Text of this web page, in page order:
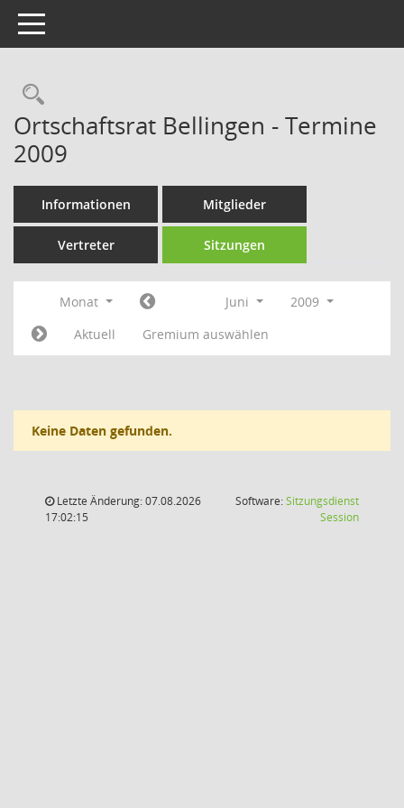
Toggle navigation
Rechercheauswahl
Ortschaftsrat Bellingen - Termine
2009
Informationen Mitglieder
Vertreter Sitzungen
Monat Juni
2009
Aktuell
Gremium auswählen
Keine Daten gefunden.
Letzte Änderung: 07.08.2026
17:02:15
Software:Sitzungsdienst
Session(Wird in